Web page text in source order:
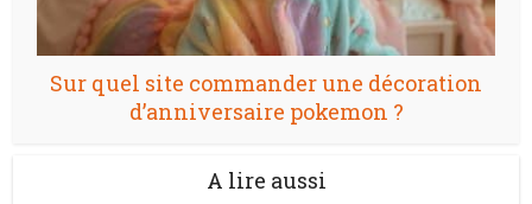
Sur quel site commander une décoration
d’anniversaire pokemon ?
A lire aussi